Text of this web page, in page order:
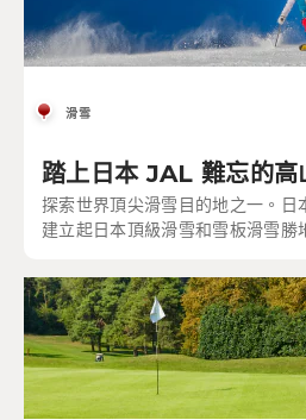
滑雪
踏上日本 JAL 難忘的高
探索世界頂尖滑雪目的地之一。日
建立起日本頂級滑雪和雪板滑雪勝